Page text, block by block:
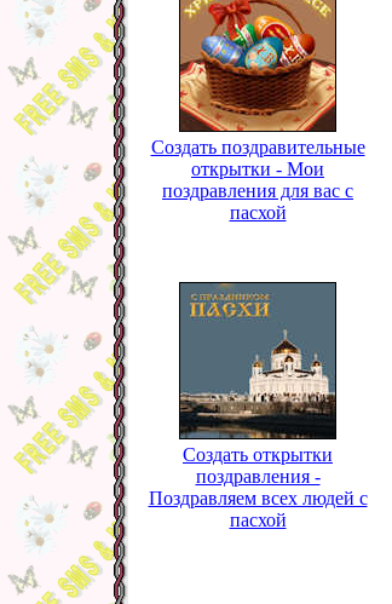
Создать поздравительные
открытки - Мои
поздравления для вас с
пасхой
Создать открытки
поздравления -
Поздравляем всех людей с
пасхой